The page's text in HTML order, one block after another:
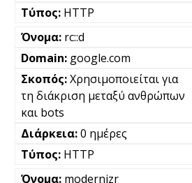
HTTP
rc::d
google.com
Χρησιμοποιείται για
τη διάκριση μεταξύ ανθρώπων
και bots
0 ημέρες
HTTP
modernizr